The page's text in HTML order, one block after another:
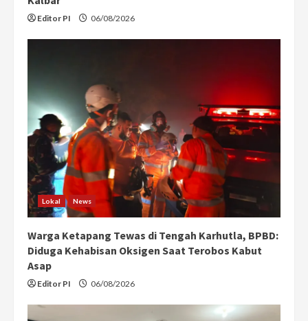
Editor PI 06/08/2026
Lokal News
Warga Ketapang Tewas di Tengah Karhutla, BPBD:
Diduga Kehabisan Oksigen Saat Terobos Kabut
Asap
Editor PI 06/08/2026